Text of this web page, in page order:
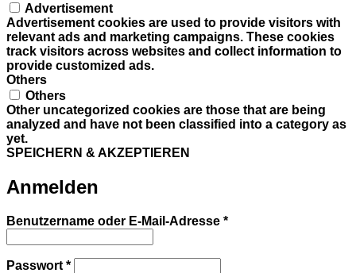
Advertisement
Advertisement cookies are used to provide visitors with
relevant ads and marketing campaigns. These cookies
track visitors across websites and collect information to
provide customized ads.
Others
Others
Other uncategorized cookies are those that are being
analyzed and have not been classified into a category as
yet.
SPEICHERN & AKZEPTIEREN
Anmelden
Benutzername oder E-Mail-Adresse *Erforderlich
Passwort *Erforderlich